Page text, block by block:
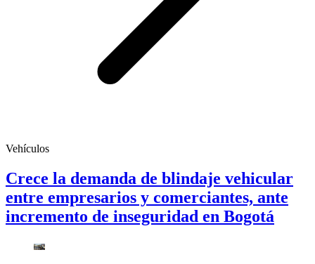
Vehículos
Crece la demanda de blindaje vehicular
entre empresarios y comerciantes, ante
incremento de inseguridad en Bogotá